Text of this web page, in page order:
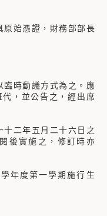
原始憑證，財務部部長
臨時動議方式為之。應
，並公告之，經出席
二年五月二十六日之
後實施之，修訂時亦
年度第一學期施行生